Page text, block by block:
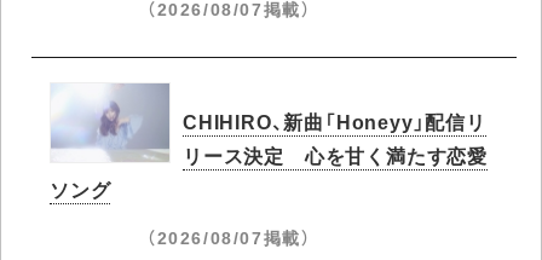
（2026/08/07掲載）
CHIHIRO、新曲「Honeyy」配信リ
リース決定 心を甘く満たす恋愛
ソング
（2026/08/07掲載）